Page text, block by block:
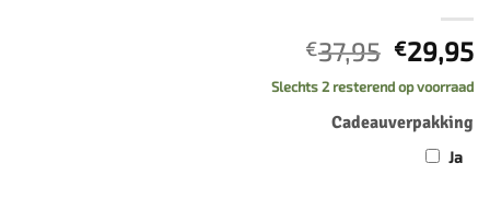
€37,95
prijs
was:
€37,95.
€29,95
Slechts 2 resterend op voorraad
Cadeauverpakking
Ja